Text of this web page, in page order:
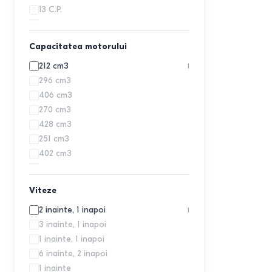
13 C.P.
7.5
6.1C.P.
4.49 C.P.
Capacitatea motorului
212 cm3 1
296 cm3
406 cm3
270 cm3
428 cm3
251 cm3
402 cm3
389cm3
215cm3
305cm3
420cm3
Viteze
2 inainte, 1 inapoi
1
3 inainte, 1 inapoi
1 inainte, 1 inapoi
6 inainte, 2 inapoi
1 inainte